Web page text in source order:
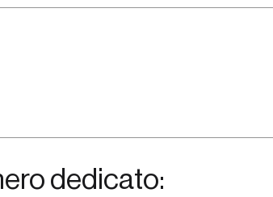
dedicato: